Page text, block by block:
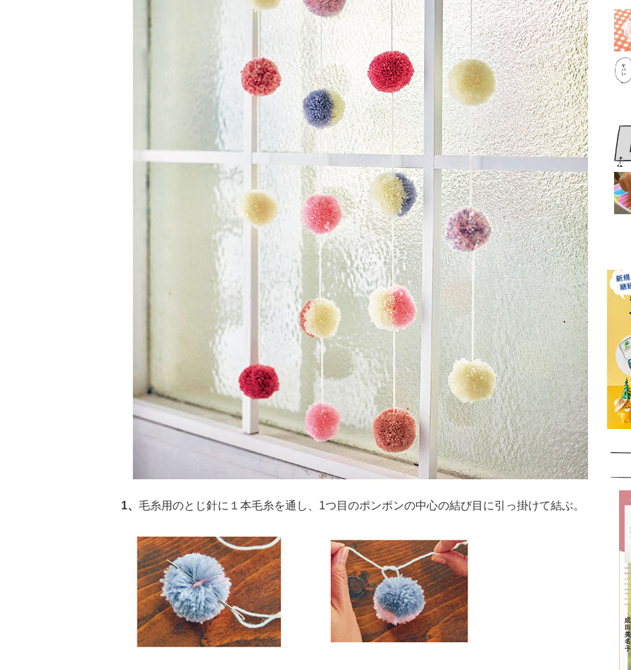
1、 毛糸用のとじ針に１本毛糸を通し、1つ目のポンポンの中心の結び目に引っ掛けて結ぶ。